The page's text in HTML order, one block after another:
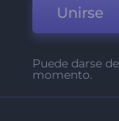
Unirse
Puede darse
momento.